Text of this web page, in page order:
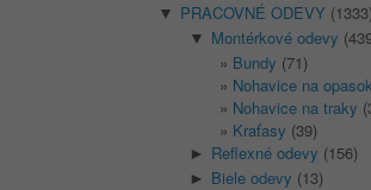
▼ PRACOVNÉ ODEVY (1333)
▼ Montérkové odevy
Bundy (71)
Nohavice na opasok
Nohavice na traky
Kraťasy (39)
► Reflexné odevy (156)
► Biele odevy (13)